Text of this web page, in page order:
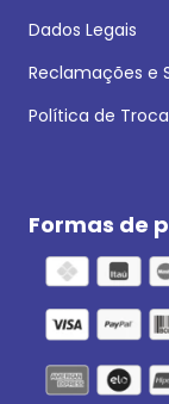
Dados Legais
Reclamações e
Política de
Formas de